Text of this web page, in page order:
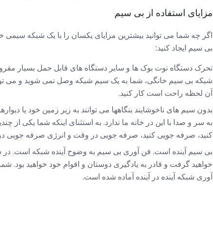
مزایای استفاده از بی سیم
اگر چه شما می توانید بیشترین مزایای یکسان را با یک شبکه سیمی
بی سیم ایجاد کنید:
تحرک دستگاه نوت بوک ها و سایر دستگاه های قابل حمل بسیار
شبکه بی سیم خانگی، شما به یک سیم شبکه وصل نمی شوید و می
آن لحظه راحت است کار کنید.
بدون سیم های ناخوشایند بنگاهها می توانند به زیر زمین خود یا
به سر و صدا با این در خانه ما ندارد. به استثنای اینکه شما یکی از
کنید، صرفه جویی کنید، صرفه جویی در وقت و انرژی صرفه
بی سیم آینده است. فن آوری بی سیم به وضوح آینده شبکه است.
خواهید گرفت و قادر به یادگیری دوستان و اقوام خود خواهید بود.
آوری شبکه آینده در آینده آماده شده است.